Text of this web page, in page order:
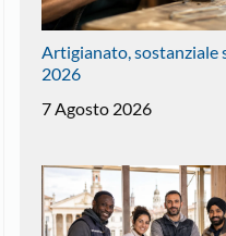
Artigianato, sostanziale
2026
7 Agosto 2026